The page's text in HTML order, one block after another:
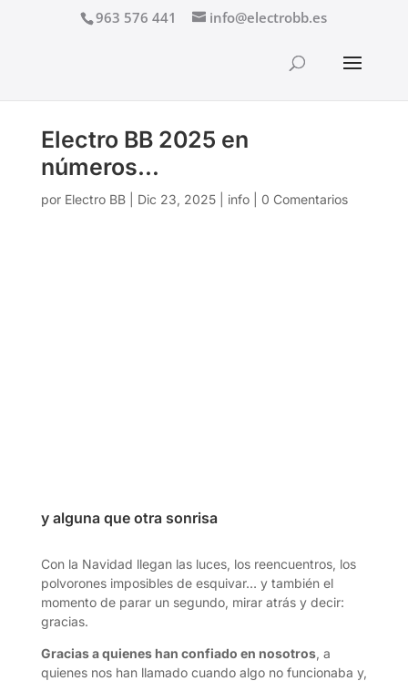
963 576 441 info@electrobb.es
Electro BB 2025 en
números…
por Electro BB| Dic 23, 2025| info| 0 Comentarios
y alguna que otra sonrisa
Con la Navidad llegan las luces, los reencuentros, los
polvorones imposibles de esquivar… y también el
momento de parar un segundo, mirar atrás y decir:
gracias.
Gracias a quienes han confiado en nosotros, a
quienes nos han llamado cuando algo no funcionaba y,